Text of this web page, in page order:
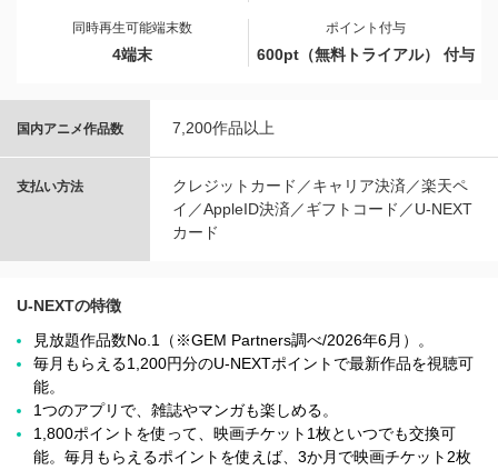
同時再生可能端末数
4端末
ポイント付与
600pt（無料トライアル） 付与
国内アニメ作品数 7,200作品以上
支払い方法
クレジットカード／キャリア決済／楽天ペ
イ／AppleID決済／ギフトコード／U-NEXT
カード
U-NEXTの特徴
見放題作品数No.1（※GEM Partners調べ/2026年6⽉）。
毎月もらえる1,200円分のU-NEXTポイントで最新作品を視聴可
能。
1つのアプリで、雑誌やマンガも楽しめる。
1,800ポイントを使って、映画チケット1枚といつでも交換可
能。毎月もらえるポイントを使えば、3か月で映画チケット2枚